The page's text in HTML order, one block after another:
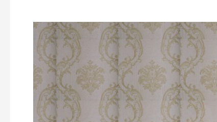
JASA
PEMASANGAN
RAK
TV
MINIMALIS
DI
BENGKULU